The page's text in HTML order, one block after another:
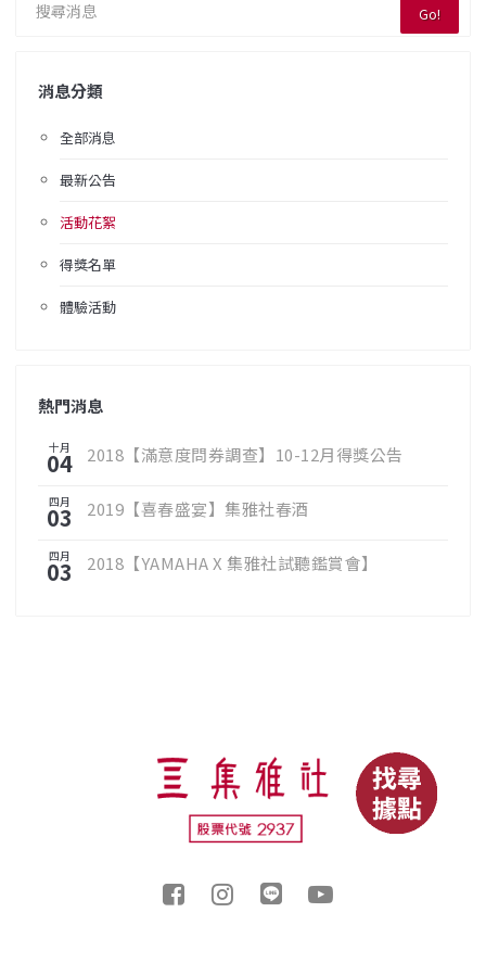
Go!
消息分類
全部消息
最新公告
活動花絮
得獎名單
體驗活動
熱門消息
十月
04 2018【滿意度問券調查】10-12月得獎公告
四月
03 2019【喜春盛宴】集雅社春酒
四月
03 2018【YAMAHA X 集雅社試聽鑑賞會】